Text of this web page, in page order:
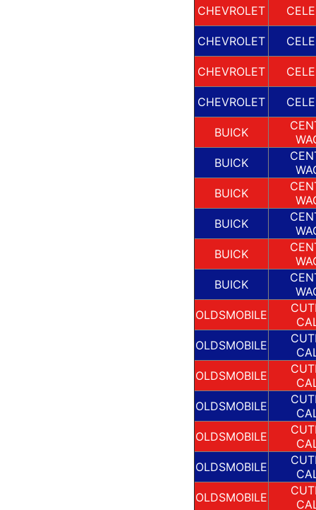
CHEVROLET
CHEVROLET
CHEVROLET
CHEVROLET
BUICK
BUICK
BUICK
BUICK
BUICK
BUICK
OLDSMOBILE
OLDSMOBILE
OLDSMOBILE
OLDSMOBILE
OLDSMOBILE
OLDSMOBILE
OLDSMOBILE